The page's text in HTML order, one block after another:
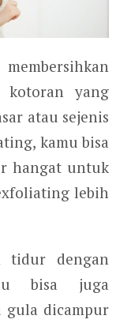
yang
atau sejenis
kamu bisa
hangat untuk
lebih
tidur dengan
bisa juga
gula dicampur